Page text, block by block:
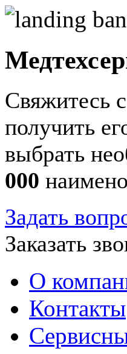
Свяжитесь
получить
выбрать
000
Задать
Заказать
О
Контакты